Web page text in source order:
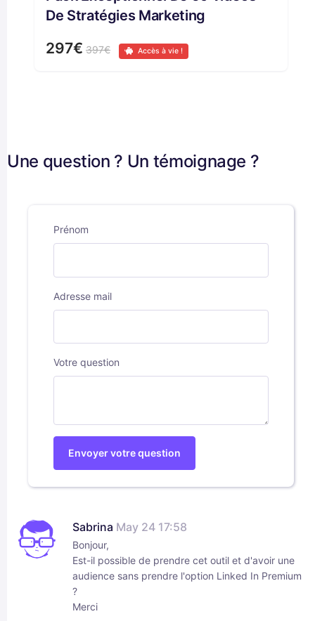
De Stratégies Marketing
297€ 397€ Accès à vie !
Une question ? Un témoignage ?
Prénom
Adresse mail
Votre question
Envoyer votre question
Sabrina May 24 17:58
Bonjour,
Est-il possible de prendre cet outil et d'avoir une
audience sans prendre l'option Linked In Premium
?
Merci